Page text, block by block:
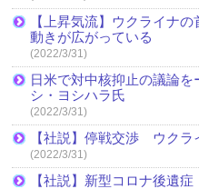
【上昇気流】ウクライナ
動きが広がっている
(2022/3/31)
日米で対中核抑止の議論
シ・ヨシハラ氏
(2022/3/31)
【社説】停戦交渉 ウクラ
(2022/3/31)
【社説】新型コロナ後遺